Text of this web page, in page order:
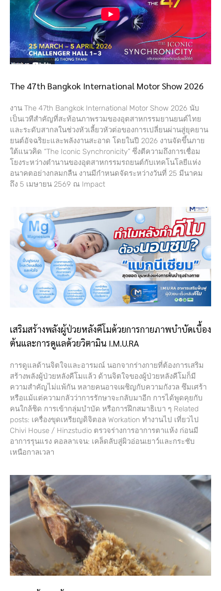
The 47th Bangkok International Motor Show 2026
งาน The 47th Bangkok International Motor Show 2026 นับ
เป็นเวทีสำคัญที่สะท้อนภาพรวมของอุตสาหกรรมยานยนต์ไทย
และระดับสากลในช่วงหัวเลี้ยวหัวต่อของการเปลี่ยนผ่านสู่ยุคยาน
ยนต์อัจฉริยะและพลังงานสะอาด โดยในปี 2026 งานจัดขึ้นภาย
ใต้แนวคิด “The Iconic Synchronicity” ซึ่งตีความถึงการเชื่อม
โยงระหว่างตำนานของอุตสาหกรรมรถยนต์กับเทคโนโลยีแห่ง
อนาคตอย่างกลมกลืน งานมีกำหนดจัดระหว่างวันที่ 25 มีนาคม
ถึง 5 เมษายน 2569 ณ Impact
เสริมสร้างพลังผู้ป่วยหลังคีโมด้วยการกายภาพบำบัดเบื้อง
ต้นและการดูแลด้วยวิตามิน I.M.U.RA
การดูแลด้านจิตใจและอารมณ์ นอกจากร่างกายที่ต้องการเสริม
สร้างพลังผู้ป่วยหลังคีโมแล้ว ด้านจิตใจของผู้ป่วยหลังคีโมก็มี
ความสำคัญไม่แพ้กัน หลายคนอาจเผชิญกับความกังวล ซึมเศร้า
หรือแม้แต่ความกลัวว่าการรักษาจะกลับมาอีก การได้พูดคุยกับ
คนใกล้ชิด การเข้ากลุ่มบำบัด หรือการฝึกสมาธิเบา ๆ Related
posts: เครื่องขุดเหรียญดิจิตอล Workation ทำงานไป เที่ยวไป
Chivi House / Hinzstudio ตรวจร่างการอาการตาแห้ง ก่อนมี
อาการรุนแรง คอลลาเจน: เคล็ดลับสู่ผิวอ่อนเยาว์และกระชับ
เหนือกาลเวลา